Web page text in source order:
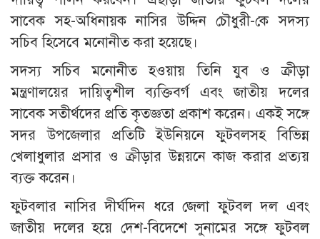
সাবেক সহ-অধিনায়ক নাসির উদ্দিন চৌধুরী-কে সদস্য
সচিব হিসেবে মনোনীত করা হয়েছে।
সদস্য সচিব মনোনীত হওয়ায় তিনি যুব ও ক্রীড়া
মন্ত্রণালয়ের দায়িত্বশীল ব্যক্তিবর্গ এবং জাতীয় দলের
সাবেক সতীর্থদের প্রতি কৃতজ্ঞতা প্রকাশ করেন। একই সঙ্গে
সদর উপজেলার প্রতিটি ইউনিয়নে ফুটবলসহ বিভিন্ন
খেলাধুলার প্রসার ও ক্রীড়ার উন্নয়নে কাজ করার প্রত্যয়
ব্যক্ত করেন।
ফুটবলার নাসির দীর্ঘদিন ধরে জেলা ফুটবল দল এবং
জাতীয় দলের হয়ে দেশ-বিদেশে সুনামের সঙ্গে ফুটবল